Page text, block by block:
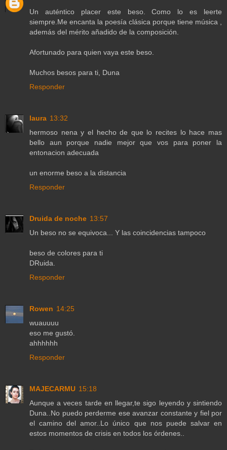
Un auténtico placer este beso. Como lo es leerte
siempre.Me encanta la poesía clásica porque tiene música ,
además del mérito añadido de la composición.
Afortunado para quien vaya este beso.
Muchos besos para ti, Duna
Responder
laura 13:32
hermoso nena y el hecho de que lo recites lo hace mas
bello aun porque nadie mejor que vos para poner la
entonacion adecuada
un enorme beso a la distancia
Responder
Druida de noche 13:57
Un beso no se equivoca... Y las coincidencias tampoco
beso de colores para ti
DRuida.
Responder
Rowen 14:25
wuauuuu
eso me gustó.
ahhhhhh
Responder
MAJECARMU 15:18
Aunque a veces tarde en llegar,te sigo leyendo y sintiendo
Duna..No puedo perderme ese avanzar constante y fiel por
el camino del amor..Lo único que nos puede salvar en
estos momentos de crisis en todos los órdenes..